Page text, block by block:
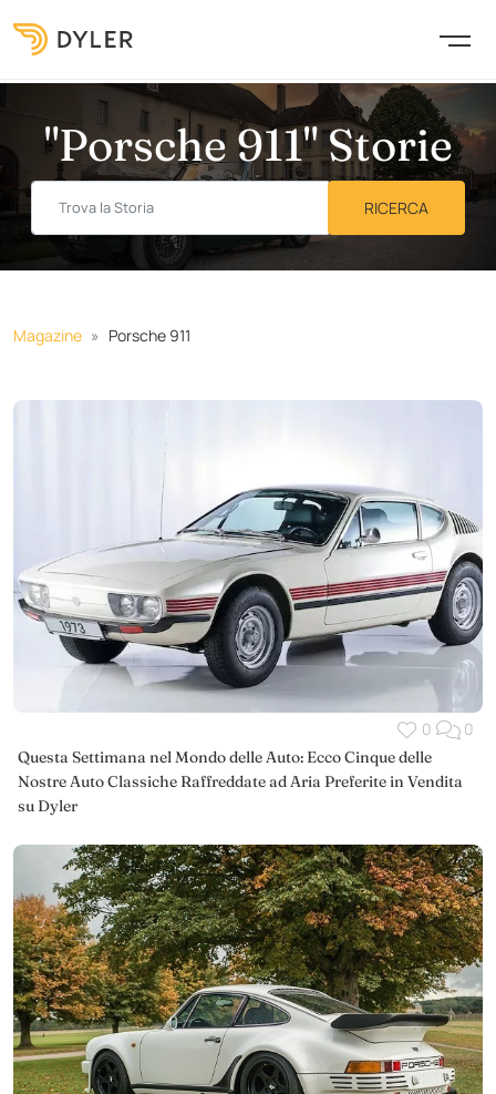
"Porsche 911" Storie
Magazine Porsche 911
0 0
Questa Settimana nel Mondo delle Auto: Ecco Cinque delle
Nostre Auto Classiche Raffreddate ad Aria Preferite in Vendita
su Dyler